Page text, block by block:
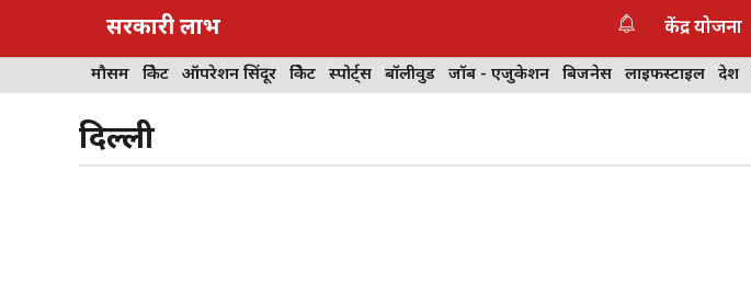
सरकारी लाभ केंद्र योजना
मौसम क्रिकेट ऑपरेशन सिंदूर क्रिकेट स्पोर्ट्स बॉलीवुड जॉब - एजुकेशन बिजनेस लाइफस्टाइल देश
दिल्ली